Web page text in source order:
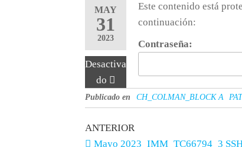
MAY
31
2023
Desactiva
do
Este contenido está
continuación:
Contraseña:
Publicado en CH_COLMAN_BLOCK A
ANTERIOR
Mayo 2023_IMM_TC66794_3